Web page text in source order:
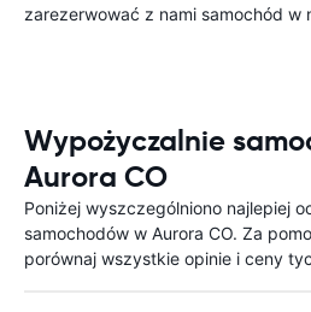
zarezerwować z nami samochód w
Wypożyczalnie
Aurora CO
Poniżej wyszczególniono najlepiej
samochodów w Aurora CO. Za
porównaj wszystkie opinie i ceny